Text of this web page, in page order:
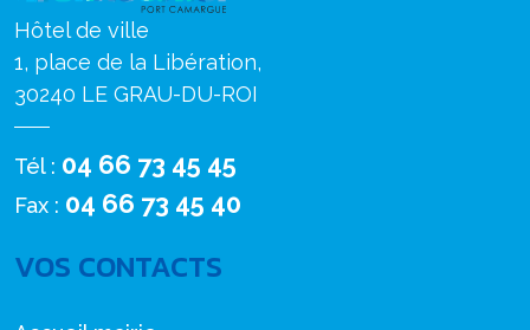
Hôtel de ville
1, place de la Libération,
30240 LE GRAU-DU-ROI
Tél : 04 66 73 45 45
Fax : 04 66 73 45 40
VOS CONTACTS